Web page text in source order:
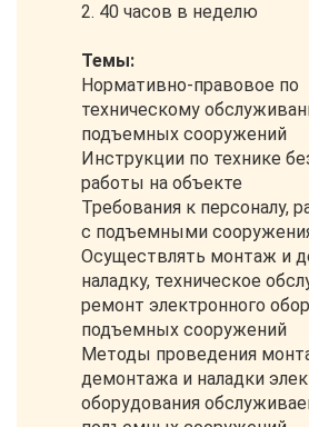
2. 40 часов в неделю
Темы:
Нормативно-правовое по
техническому
подъемных сооружений
Инструкции по технике
работы на объекте
Требования к персоналу,
с подъемными
Осуществлять монтаж и
наладку, техническое
ремонт электронного
подъемных сооружений
Методы проведения
демонтажа и наладки
оборудования